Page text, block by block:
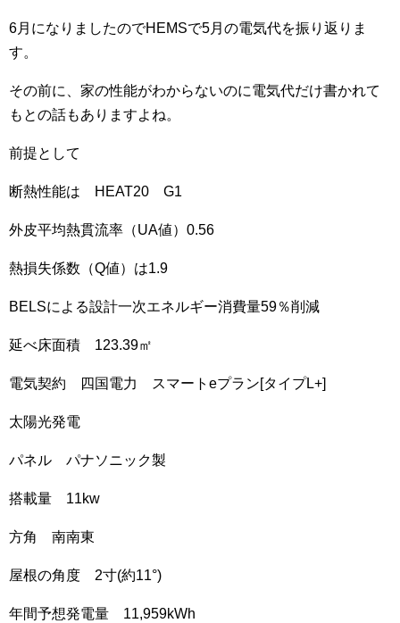
6月になりましたのでHEMSで5月の電気代を振り返りま
す。
その前に、家の性能がわからないのに電気代だけ書かれて
もとの話もありますよね。
前提として
断熱性能は HEAT20 G1
外皮平均熱貫流率（UA値）0.56
熱損失係数（Q値）は1.9
BELSによる設計一次エネルギー消費量59％削減
延べ床面積 123.39㎡
電気契約 四国電力 スマートeプラン[タイプL+]
太陽光発電
パネル パナソニック製
搭載量 11kw
方角 南南東
屋根の角度 2寸(約11°)
年間予想発電量 11,959kWh